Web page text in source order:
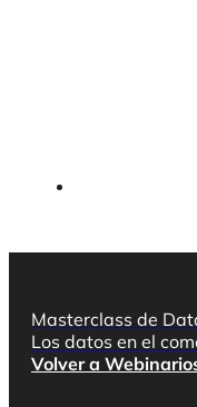
Masterclass de
Los datos en el
Volver a